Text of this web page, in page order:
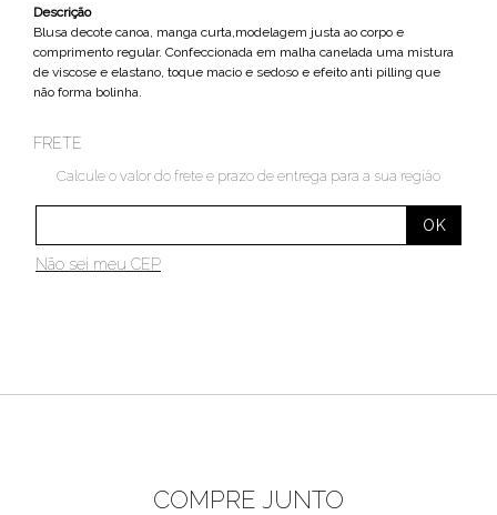
Descrição
Blusa decote canoa, manga curta,modelagem justa ao corpo e
comprimento regular. Confeccionada em malha canelada uma mistura
de viscose e elastano, toque macio e sedoso e efeito anti pilling que
não forma bolinha.
FRETE
Calcule o valor do frete e prazo de entrega para a sua região
Não sei meu CEP
COMPRE JUNTO